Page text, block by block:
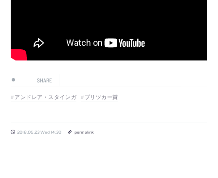
SHARE
アンドレア・スタインガ プリツカー賞
2018.05.23 Wed 14:30 permalink